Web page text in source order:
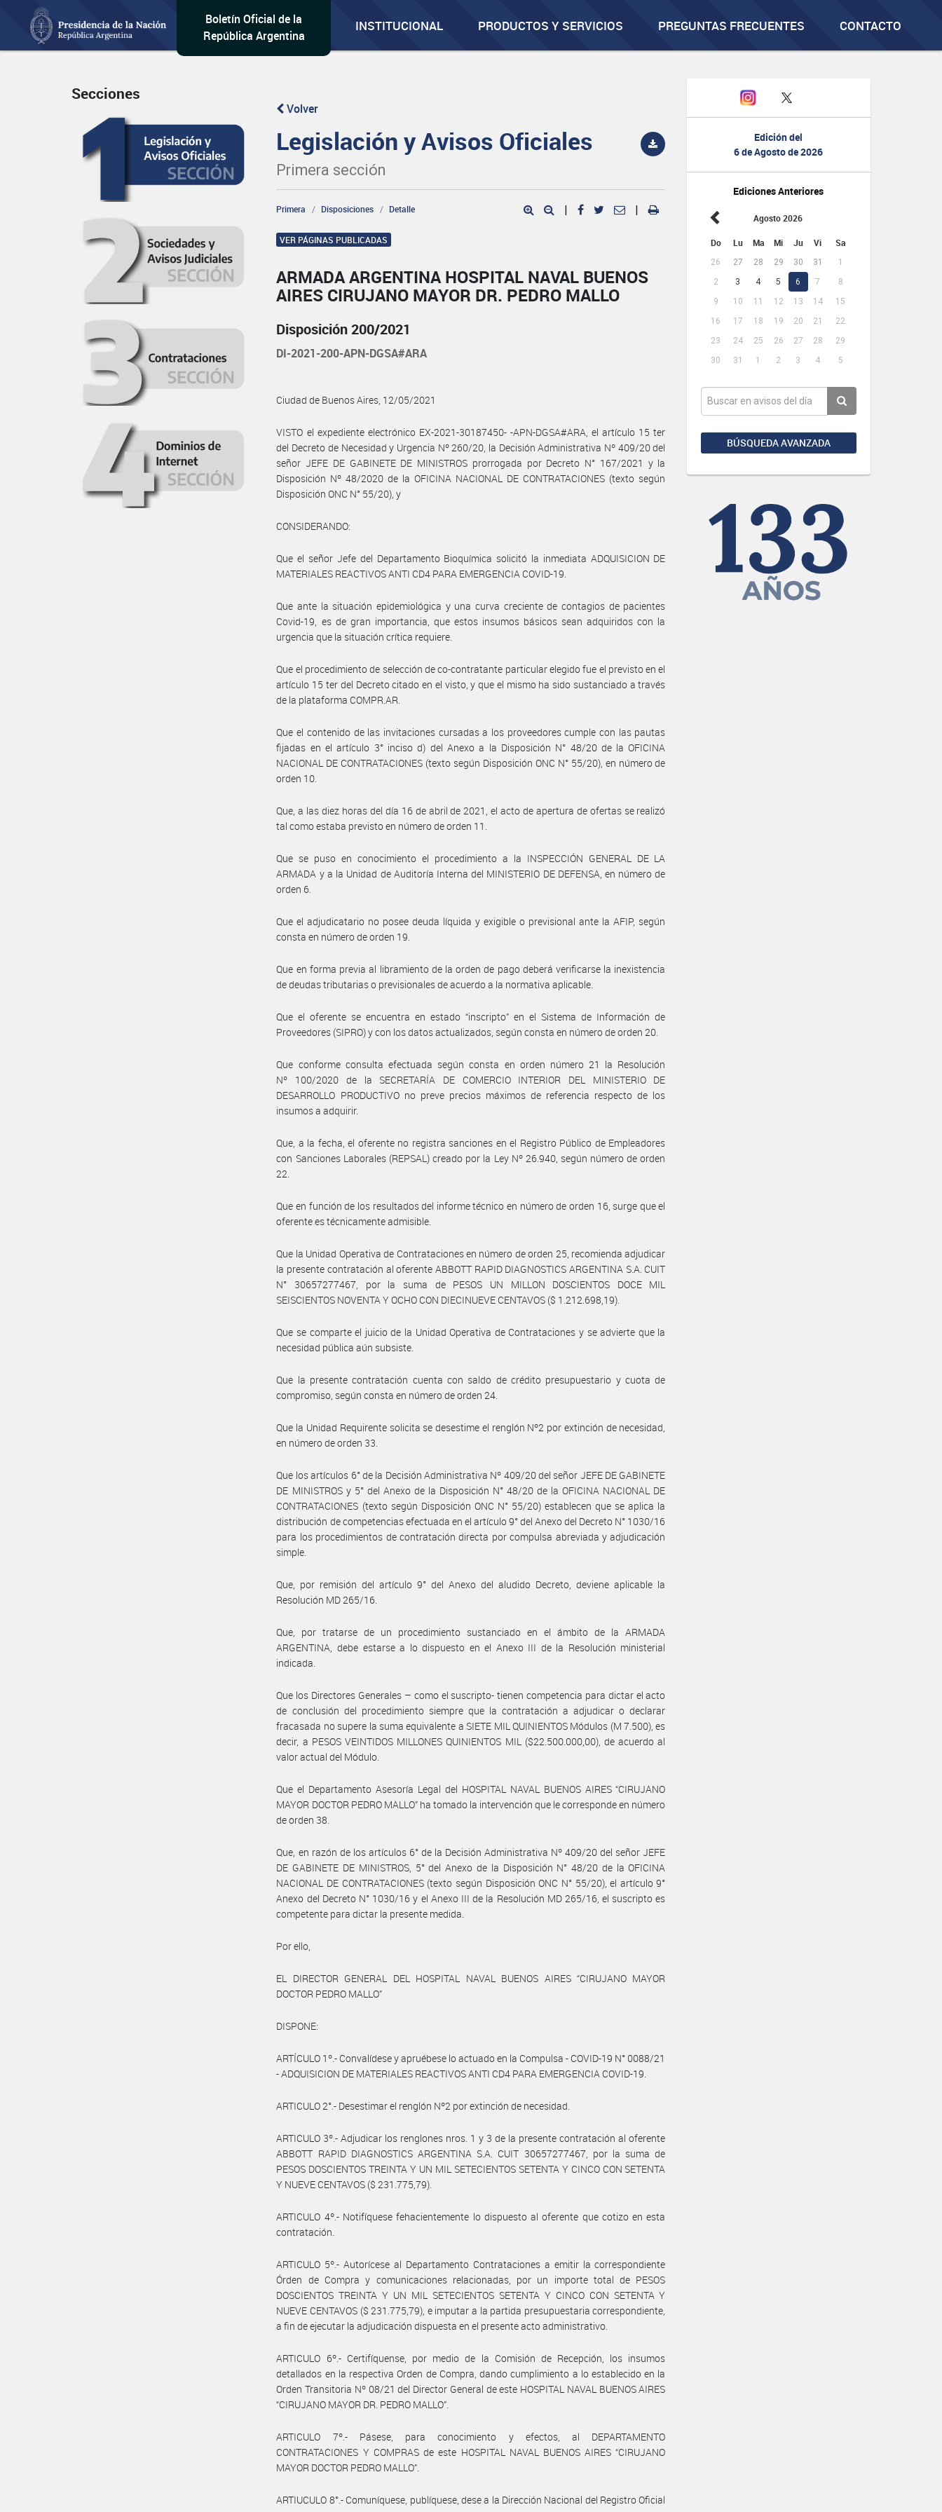
Boletín Oficial de la
República Argentina
INSTITUCIONAL PRODUCTOS Y SERVICIOS PREGUNTAS FRECUENTES CONTACTO
Edición del
6 de Agosto de 2026
Ediciones Anteriores
Agosto 2026
Do Lu Ma Mi Ju Vi Sa
26 27 28 29 30 31
1
2
3 4 5 6 7
8
9
10 11 12 13 14
15
16
17 18 19 20 21
22
23
24 25 26 27 28
29
30
31 1 2 3 4 5
BÚSQUEDA AVANZADA
Secciones
Volver
Legislación y Avisos Oficiales
Primera sección
Primera Disposiciones Detalle | |
VER PÁGINAS PUBLICADAS
ARMADA ARGENTINA HOSPITAL NAVAL BUENOS
AIRES CIRUJANO MAYOR DR. PEDRO MALLO
Disposición 200/2021
DI-2021-200-APN-DGSA#ARA
Ciudad de Buenos Aires, 12/05/2021
VISTO el expediente electrónico EX-2021-30187450- -APN-DGSA#ARA, el artículo 15 ter
del Decreto de Necesidad y Urgencia Nº 260/20, la Decisión Administrativa Nº 409/20 del
señor JEFE DE GABINETE DE MINISTROS prorrogada por Decreto N° 167/2021 y la
Disposición Nº 48/2020 de la OFICINA NACIONAL DE CONTRATACIONES (texto según
Disposición ONC N° 55/20), y
CONSIDERANDO:
Que el señor Jefe del Departamento Bioquímica solicitó la inmediata ADQUISICION DE
MATERIALES REACTIVOS ANTI CD4 PARA EMERGENCIA COVID-19.
Que ante la situación epidemiológica y una curva creciente de contagios de pacientes
Covid-19, es de gran importancia, que estos insumos básicos sean adquiridos con la
urgencia que la situación crítica requiere.
Que el procedimiento de selección de co-contratante particular elegido fue el previsto en el
artículo 15 ter del Decreto citado en el visto, y que el mismo ha sido sustanciado a través
de la plataforma COMPR.AR.
Que el contenido de las invitaciones cursadas a los proveedores cumple con las pautas
fijadas en el artículo 3° inciso d) del Anexo a la Disposición N° 48/20 de la OFICINA
NACIONAL DE CONTRATACIONES (texto según Disposición ONC N° 55/20), en número de
orden 10.
Que, a las diez horas del día 16 de abril de 2021, el acto de apertura de ofertas se realizó
tal como estaba previsto en número de orden 11.
Que se puso en conocimiento el procedimiento a la INSPECCIÓN GENERAL DE LA
ARMADA y a la Unidad de Auditoría Interna del MINISTERIO DE DEFENSA, en número de
orden 6.
Que el adjudicatario no posee deuda líquida y exigible o previsional ante la AFIP, según
consta en número de orden 19.
Que en forma previa al libramiento de la orden de pago deberá verificarse la inexistencia
de deudas tributarias o previsionales de acuerdo a la normativa aplicable.
Que el oferente se encuentra en estado “inscripto” en el Sistema de Información de
Proveedores (SIPRO) y con los datos actualizados, según consta en número de orden 20.
Que conforme consulta efectuada según consta en orden número 21 la Resolución
Nº 100/2020 de la SECRETARÍA DE COMERCIO INTERIOR DEL MINISTERIO DE
DESARROLLO PRODUCTIVO no preve precios máximos de referencia respecto de los
insumos a adquirir.
Que, a la fecha, el oferente no registra sanciones en el Registro Público de Empleadores
con Sanciones Laborales (REPSAL) creado por la Ley Nº 26.940, según número de orden
22.
Que en función de los resultados del informe técnico en número de orden 16, surge que el
oferente es técnicamente admisible.
Que la Unidad Operativa de Contrataciones en número de orden 25, recomienda adjudicar
la presente contratación al oferente ABBOTT RAPID DIAGNOSTICS ARGENTINA S.A. CUIT
N° 30657277467, por la suma de PESOS UN MILLON DOSCIENTOS DOCE MIL
SEISCIENTOS NOVENTA Y OCHO CON DIECINUEVE CENTAVOS ($ 1.212.698,19).
Que se comparte el juicio de la Unidad Operativa de Contrataciones y se advierte que la
necesidad pública aún subsiste.
Que la presente contratación cuenta con saldo de crédito presupuestario y cuota de
compromiso, según consta en número de orden 24.
Que la Unidad Requirente solicita se desestime el renglón Nº2 por extinción de necesidad,
en número de orden 33.
Que los artículos 6° de la Decisión Administrativa Nº 409/20 del señor JEFE DE GABINETE
DE MINISTROS y 5° del Anexo de la Disposición N° 48/20 de la OFICINA NACIONAL DE
CONTRATACIONES (texto según Disposición ONC N° 55/20) establecen que se aplica la
distribución de competencias efectuada en el artículo 9° del Anexo del Decreto N° 1030/16
para los procedimientos de contratación directa por compulsa abreviada y adjudicación
simple.
Que, por remisión del artículo 9° del Anexo del aludido Decreto, deviene aplicable la
Resolución MD 265/16.
Que, por tratarse de un procedimiento sustanciado en el ámbito de la ARMADA
ARGENTINA, debe estarse a lo dispuesto en el Anexo III de la Resolución ministerial
indicada.
Que los Directores Generales – como el suscripto- tienen competencia para dictar el acto
de conclusión del procedimiento siempre que la contratación a adjudicar o declarar
fracasada no supere la suma equivalente a SIETE MIL QUINIENTOS Módulos (M 7.500), es
decir, a PESOS VEINTIDOS MILLONES QUINIENTOS MIL ($22.500.000,00), de acuerdo al
valor actual del Módulo.
Que el Departamento Asesoría Legal del HOSPITAL NAVAL BUENOS AIRES “CIRUJANO
MAYOR DOCTOR PEDRO MALLO” ha tomado la intervención que le corresponde en número
de orden 38.
Que, en razón de los artículos 6° de la Decisión Administrativa Nº 409/20 del señor JEFE
DE GABINETE DE MINISTROS, 5° del Anexo de la Disposición N° 48/20 de la OFICINA
NACIONAL DE CONTRATACIONES (texto según Disposición ONC N° 55/20), el artículo 9°
Anexo del Decreto N° 1030/16 y el Anexo III de la Resolución MD 265/16, el suscripto es
competente para dictar la presente medida.
Por ello,
EL DIRECTOR GENERAL DEL HOSPITAL NAVAL BUENOS AIRES “CIRUJANO MAYOR
DOCTOR PEDRO MALLO”
DISPONE:
ARTÍCULO 1º.- Convalídese y apruébese lo actuado en la Compulsa - COVID-19 N° 0088/21
- ADQUISICION DE MATERIALES REACTIVOS ANTI CD4 PARA EMERGENCIA COVID-19.
ARTICULO 2°.- Desestimar el renglón Nº2 por extinción de necesidad.
ARTICULO 3º.- Adjudicar los renglones nros. 1 y 3 de la presente contratación al oferente
ABBOTT RAPID DIAGNOSTICS ARGENTINA S.A. CUIT 30657277467, por la suma de
PESOS DOSCIENTOS TREINTA Y UN MIL SETECIENTOS SETENTA Y CINCO CON SETENTA
Y NUEVE CENTAVOS ($ 231.775,79).
ARTICULO 4º.- Notifíquese fehacientemente lo dispuesto al oferente que cotizo en esta
contratación.
ARTICULO 5º.- Autorícese al Departamento Contrataciones a emitir la correspondiente
Órden de Compra y comunicaciones relacionadas, por un importe total de PESOS
DOSCIENTOS TREINTA Y UN MIL SETECIENTOS SETENTA Y CINCO CON SETENTA Y
NUEVE CENTAVOS ($ 231.775,79), e imputar a la partida presupuestaria correspondiente,
a fin de ejecutar la adjudicación dispuesta en el presente acto administrativo.
ARTICULO 6º.- Certifíquense, por medio de la Comisión de Recepción, los insumos
detallados en la respectiva Orden de Compra, dando cumplimiento a lo establecido en la
Orden Transitoria Nº 08/21 del Director General de este HOSPITAL NAVAL BUENOS AIRES
“CIRUJANO MAYOR DR. PEDRO MALLO”.
ARTICULO 7º.- Pásese, para conocimiento y efectos, al DEPARTAMENTO
CONTRATACIONES Y COMPRAS de este HOSPITAL NAVAL BUENOS AIRES “CIRUJANO
MAYOR DOCTOR PEDRO MALLO”.
ARTIUCULO 8°.- Comuníquese, publíquese, dese a la Dirección Nacional del Registro Oficial